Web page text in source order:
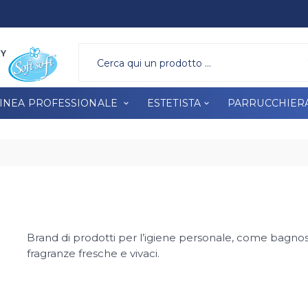
PROFESSIONALE
PROFESSIONALE ESTETISTA
Brand di prodotti per l’igiene personale, come
fragranze fresche e vivaci.